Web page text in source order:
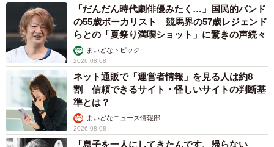
12歳の愛犬に変化 1歳息子の膝で甘える初めて見せる姿に反
響 これまで「見守る立場」だったのに…「頭ポンポンが愛に
満ちている」「尊…」
梨木 香奈